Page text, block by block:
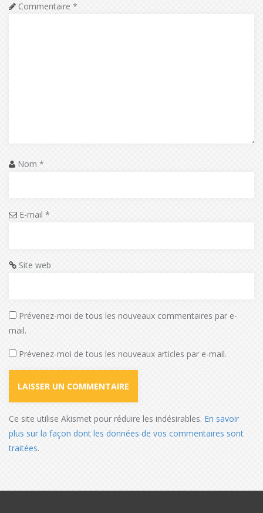
Commentaire *
Nom *
E-mail *
Site web
Prévenez-moi de tous les nouveaux commentaires par e-
mail.
Prévenez-moi de tous les nouveaux articles par e-mail.
Ce site utilise Akismet pour réduire les indésirables. En savoir
plus sur la façon dont les données de vos commentaires sont
traitées.